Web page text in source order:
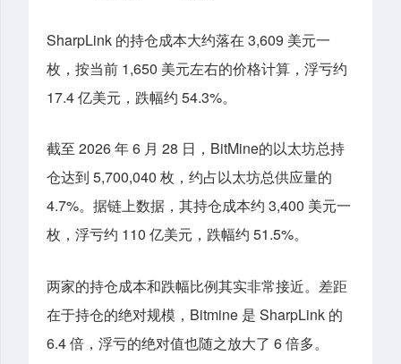
SharpLink 的持仓成本大约落在 3,609 美元一
枚，按当前 1,650 美元左右的价格计算，浮亏约
17.4 亿美元，跌幅约 54.3%。
截至 2026 年 6 月 28 日，BitMine的以太坊总持
仓达到 5,700,040 枚，约占以太坊总供应量的
4.7%。 据链上数据 ， 其持仓成本约 3,400 美元一
枚，浮亏约 110 亿美元，跌幅约 51.5%。
两家的持仓成本和跌幅比例其实非常接近。差距
在于持仓的绝对规模，Bitmine 是 SharpLink 的
6.4 倍，浮亏的绝对值也随之放大了 6 倍多。